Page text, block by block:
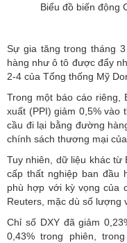
Biểu đồ biến động
Sự gia tăng trong tháng
hàng như ô tô được đẩy
2-4 của Tổng thống Mỹ
Trong một báo cáo riêng,
xuất (PPI) giảm 0,5% vào
cầu đi lại bằng đường
chính sách thương mại
Tuy nhiên, dữ liệu khác từ
cấp thất nghiệp ban đầu
phù hợp với kỳ vọng của
Reuters, mặc dù số lượng
Chỉ số DXY đã giảm
0,43% trong phiên,